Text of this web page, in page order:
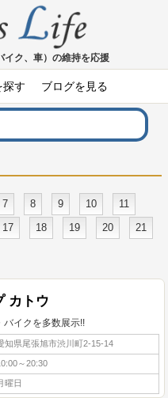
イク、車）の維持を応援
探す ブログを見る
7 8 9 10
11
17 18 19 20
21
カトウ
バイクを多数展示!!
知県尾張旭市渋川町2-15-14
～20:30
曜日